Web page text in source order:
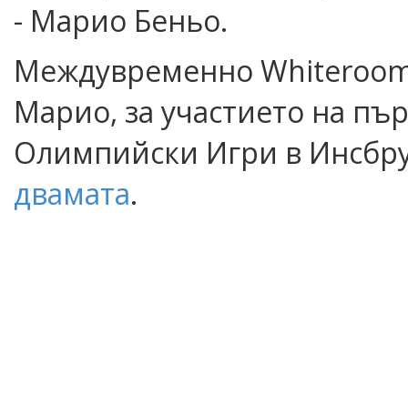
- Марио Беньо.
Междувременно
Марио, за участието на
Олимпийски Игри в
двамата.